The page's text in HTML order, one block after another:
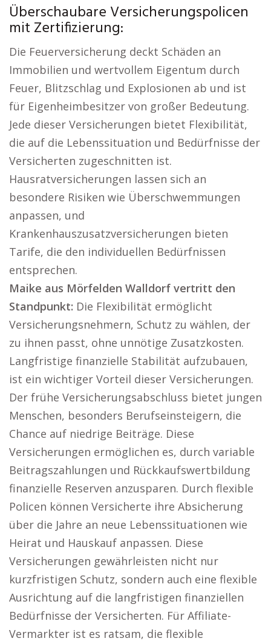
Überschaubare Versicherungspolicen
mit Zertifizierung:
Die Feuerversicherung deckt Schäden an
Immobilien und wertvollem Eigentum durch
Feuer, Blitzschlag und Explosionen ab und ist
für Eigenheimbesitzer von großer Bedeutung.
Jede dieser Versicherungen bietet Flexibilität,
die auf die Lebenssituation und Bedürfnisse der
Versicherten zugeschnitten ist.
Hausratversicherungen lassen sich an
besondere Risiken wie Überschwemmungen
anpassen, und
Krankenhauszusatzversicherungen bieten
Tarife, die den individuellen Bedürfnissen
entsprechen.
Maike aus Mörfelden Walldorf vertritt den
Standpunkt: Die Flexibilität ermöglicht
Versicherungsnehmern, Schutz zu wählen, der
zu ihnen passt, ohne unnötige Zusatzkosten.
Langfristige finanzielle Stabilität aufzubauen,
ist ein wichtiger Vorteil dieser Versicherungen.
Der frühe Versicherungsabschluss bietet jungen
Menschen, besonders Berufseinsteigern, die
Chance auf niedrige Beiträge. Diese
Versicherungen ermöglichen es, durch variable
Beitragszahlungen und Rückkaufswertbildung
finanzielle Reserven anzusparen. Durch flexible
Policen können Versicherte ihre Absicherung
über die Jahre an neue Lebenssituationen wie
Heirat und Hauskauf anpassen. Diese
Versicherungen gewährleisten nicht nur
kurzfristigen Schutz, sondern auch eine flexible
Ausrichtung auf die langfristigen finanziellen
Bedürfnisse der Versicherten. Für Affiliate-
Vermarkter ist es ratsam, die flexible